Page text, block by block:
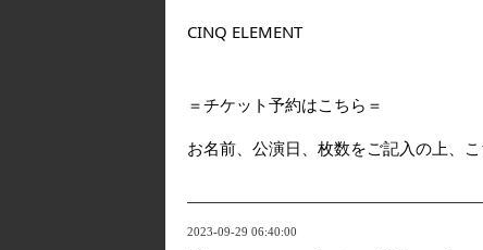
CINQ ELEMENT
＝チケット予約はこちら＝
お名前、公演日、枚数をご記入の上、
2023-09-29 06:40:00